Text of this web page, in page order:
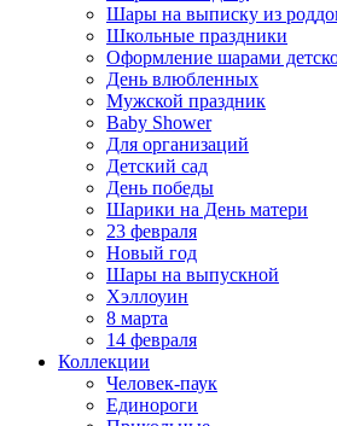
Шары на выписку из
Школьные праздники
Оформление шарами
День влюбленных
Мужской праздник
Baby Shower
Для организаций
Детский сад
День победы
Шарики на День матери
23 февраля
Новый год
Шары на выпускной
Хэллоуин
8 марта
14 февраля
Коллекции
Человек-паук
Единороги